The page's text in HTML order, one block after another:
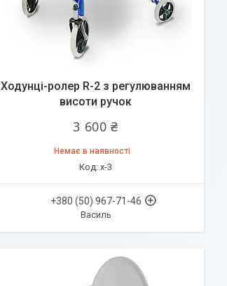
Ходунці-ролер R-2 з регулюванням
висоти ручок
3 600 ₴
Немає в наявності
х-3
+380 (50) 967-71-46
Василь